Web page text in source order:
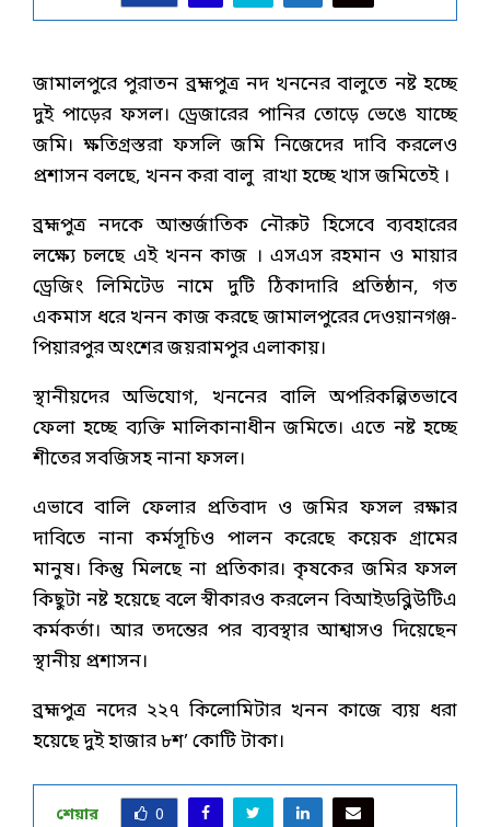
জামালপুরে পুরাতন ব্রহ্মপুত্র নদ খননের বালুতে নষ্ট হচ্ছে
দুই পাড়ের ফসল। ড্রেজারের পানির তোড়ে ভেঙে যাচ্ছে
জমি। ক্ষতিগ্রস্তরা ফসলি জমি নিজেদের দাবি করলেও
প্রশাসন বলছে, খনন করা বালু রাখা হচ্ছে খাস জমিতেই ।
ব্রহ্মপুত্র নদকে আন্তর্জাতিক নৌরুট হিসেবে ব্যবহারের
লক্ষ্যে চলছে এই খনন কাজ । এসএস রহমান ও মায়ার
ড্রেজিং লিমিটেড নামে দুটি ঠিকাদারি প্রতিষ্ঠান, গত
একমাস ধরে খনন কাজ করছে জামালপুরের দেওয়ানগঞ্জ-
পিয়ারপুর অংশের জয়রামপুর এলাকায়।
স্থানীয়দের অভিযোগ, খননের বালি অপরিকল্পিতভাবে
ফেলা হচ্ছে ব্যক্তি মালিকানাধীন জমিতে। এতে নষ্ট হচ্ছে
শীতের সবজিসহ নানা ফসল।
এভাবে বালি ফেলার প্রতিবাদ ও জমির ফসল রক্ষার
দাবিতে নানা কর্মসূচিও পালন করেছে কয়েক গ্রামের
মানুষ। কিন্তু মিলছে না প্রতিকার। কৃষকের জমির ফসল
কিছুটা নষ্ট হয়েছে বলে স্বীকারও করলেন বিআইডব্লিউটিএ
কর্মকর্তা। আর তদন্তের পর ব্যবস্থার আশ্বাসও দিয়েছেন
স্থানীয় প্রশাসন।
ব্রহ্মপুত্র নদের ২২৭ কিলোমিটার খনন কাজে ব্যয় ধরা
হয়েছে দুই হাজার ৮শ’ কোটি টাকা।
শেয়ার 0